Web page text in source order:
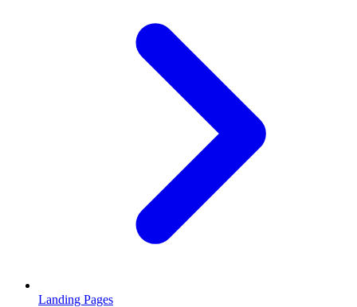
Landing Pages